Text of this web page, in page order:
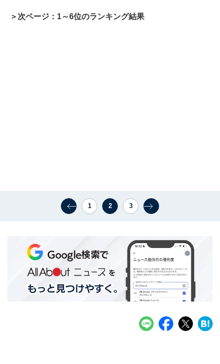
＞次ページ：1～6位のランキング結果
1 2 3